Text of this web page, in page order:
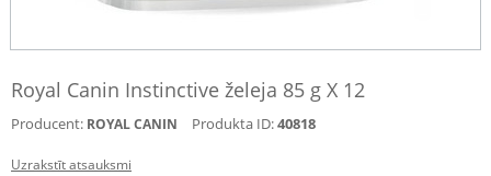
Royal Canin Instinctive želeja 85 g X 12
Producent: ROYAL CANIN Produkta ID:40818
Uzrakstīt atsauksmi